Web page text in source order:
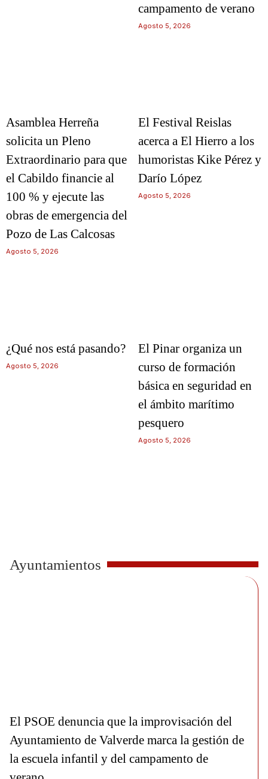
campamento de verano
Agosto 5, 2026
Asamblea Herreña
solicita un Pleno
Extraordinario para que
el Cabildo financie al
100 % y ejecute las
obras de emergencia del
Pozo de Las Calcosas
Agosto 5, 2026
El Festival Reislas
acerca a El Hierro a los
humoristas Kike Pérez y
Darío López
Agosto 5, 2026
¿Qué nos está pasando?
Agosto 5, 2026
El Pinar organiza un
curso de formación
básica en seguridad en
el ámbito marítimo
pesquero
Agosto 5, 2026
Ayuntamientos
El PSOE denuncia que la improvisación del
Ayuntamiento de Valverde marca la gestión de
la escuela infantil y del campamento de